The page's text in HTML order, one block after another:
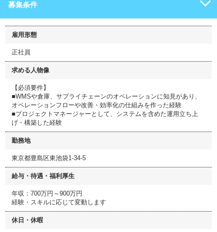
募集条件
雇用形態
正社員
求める人物像
【必須要件】
■WMSや倉庫、サプライチェーンのオペレーションに知見があり、
オペレーションフローや改善・効率化の仕組みを作った経験
■プロジェクトマネージャーとして、システムを含めた運用立ち上
げ・構築した経験
勤務地
東京都豊島区東池袋1-34-5
給与・待遇・福利厚生
年収：700万円～900万円
経験・スキルに応じて変動します
休日・休暇